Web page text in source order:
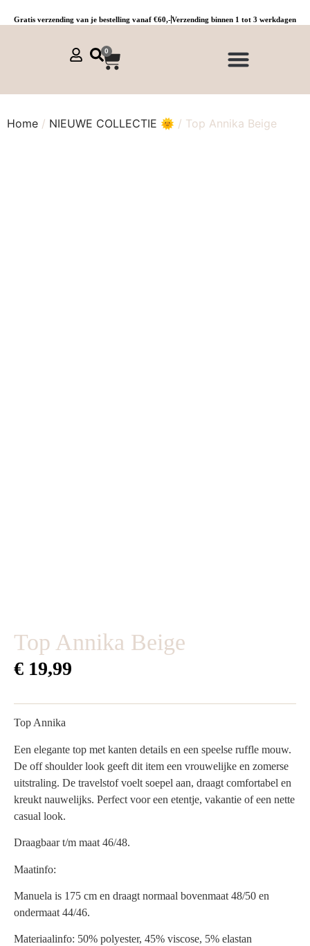
Gratis verzending van je bestelling vanaf €60,-Verzending binnen 1 tot 3 werkdagen
0
Home / NIEUWE COLLECTIE 🌞 / Top Annika Beige
Top Annika Beige
€ 19,99
Top Annika
Een elegante top met kanten details en een speelse ruffle mouw.
De off shoulder look geeft dit item een vrouwelijke en zomerse
uitstraling. De travelstof voelt soepel aan, draagt comfortabel en
kreukt nauwelijks. Perfect voor een etentje, vakantie of een nette
casual look.
Draagbaar t/m maat 46/48.
Maatinfo:
Manuela is 175 cm en draagt normaal bovenmaat 48/50 en
ondermaat 44/46.
Materiaalinfo: 50% polyester, 45% viscose, 5% elastan